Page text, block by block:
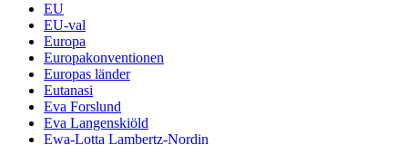
EU
EU-val
Europa
Europakonventionen
Europas länder
Eutanasi
Eva Forslund
Eva Langenskiöld
Ewa-Lotta Lambertz-Nordin